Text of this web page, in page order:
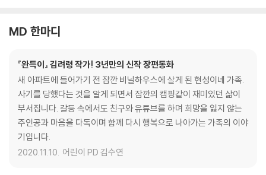
MD 한마디
『완득이』 김려령 작가! 3년만의 신작 장편동화
새 아파트에 들어가기 전 잠깐 비닐하우스에 살게 된 현성이네 가족.
사기를 당했다는 것을 알게 되면서 잠깐의 캠핑같이 재미있던 삶이
부서집니다. 갈등 속에서도 친구와 유튜브를 하며 희망을 잃지 않는
주인공과 마음을 다독이며 함께 다시 행복으로 나아가는 가족의 이야
기입니다.
2020.11.10. 어린이 PD 김수연